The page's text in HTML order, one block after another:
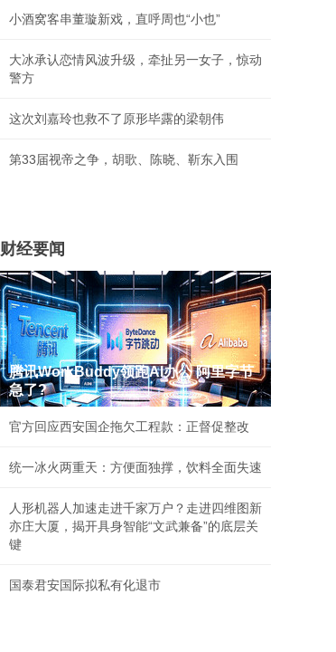
小酒窝客串董璇新戏，直呼周也“小也”
大冰承认恋情风波升级，牵扯另一女子，惊动
警方
这次刘嘉玲也救不了原形毕露的梁朝伟
第33届视帝之争，胡歌、陈晓、靳东入围
财经要闻
腾讯WorkBuddy领跑AI办公 阿里字节
急了?
官方回应西安国企拖欠工程款：正督促整改
统一冰火两重天：方便面独撑，饮料全面失速
人形机器人加速走进千家万户？走进四维图新
亦庄大厦，揭开具身智能“文武兼备”的底层关
键
国泰君安国际拟私有化退市